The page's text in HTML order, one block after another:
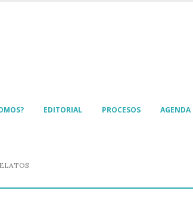
EDITORIAL PROCESOS AGENDA